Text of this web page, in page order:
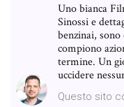
Uno bianca
Sinossi e
benzinai,
compiono
termine. Un
uccidere
Questo sito